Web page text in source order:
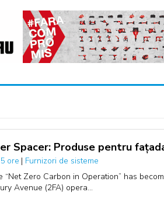
Spacer: Produse pentru
ore | Furnizori de sisteme
“Net Zero Carbon in Operation” has
Avenue (2FA) opera…